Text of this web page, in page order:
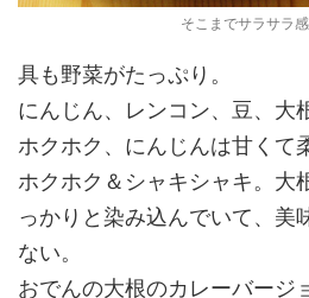
そこまでサラサラ
具も野菜がたっぷり。
にんじん、レンコン、豆、大
ホクホク、にんじんは甘くて
ホクホク＆シャキシャキ。大
っかりと染み込んでいて、美
ない。
おでんの大根のカレーバージ